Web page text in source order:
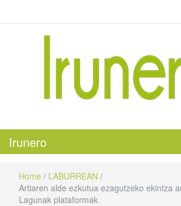
Irunero
Home / LABURREAN /
Artiaren alde ezkutua ezagutzeko ekintza
Lagunak plataformak